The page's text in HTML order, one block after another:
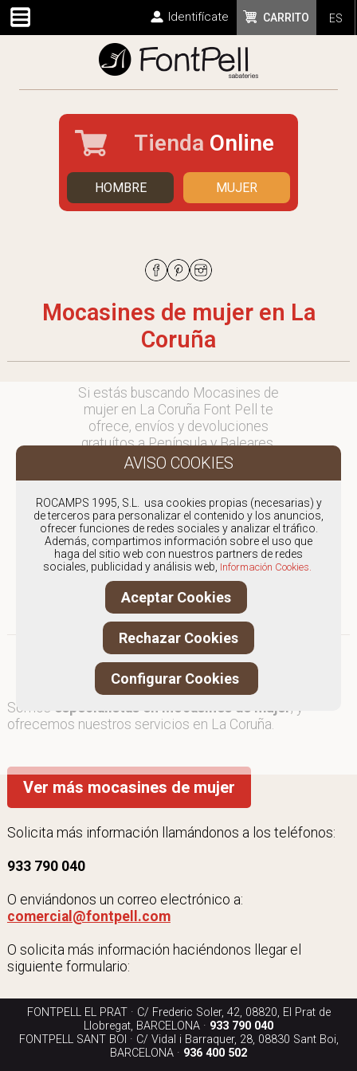
ES
CARRITO
Identifícate
Tienda Online
HOMBRE MUJER
Mocasines de mujer en La
Coruña
Si estás buscando Mocasines de
mujer en La Coruña Font Pell te
ofrece, envíos y devoluciones
gratuítos a Península y Baleares,
para otros destinos consultar
en comercial@fontpell.com.
Los envíos a La Coruña gestionados
entre semana se entregarán en
menos de 48 horas; los pedidos
realizados en fin de semana, el
producto se enviará a partir del
lunes.
Somos especialistas en Mocasines de mujer , y
ofrecemos nuestros servicios en La Coruña.
Ver más mocasines de mujer
Solicita más información llamándonos a los teléfonos:
933 790 040
O enviándonos un correo electrónico a:
comercial@fontpell.com
O solicita más información haciéndonos llegar el
siguiente formulario:
FONTPELL EL PRAT · C/ Frederic Soler, 42, 08820, El Prat de
Llobregat, BARCELONA · 933 790 040
FONTPELL SANT BOI · C/ Vidal i Barraquer, 28, 08830 Sant Boi,
BARCELONA · 936 400 502
ROCAMPS 1995, S.L. usa cookies propias (necesarias) y
de terceros para personalizar el contenido y los anuncios,
ofrecer funciones de redes sociales y analizar el tráfico.
Además, compartimos información sobre el uso que
haga del sitio web con nuestros partners de redes
sociales, publicidad y análisis web, Información Cookies.
Aceptar Cookies
Rechazar Cookies
Configurar Cookies